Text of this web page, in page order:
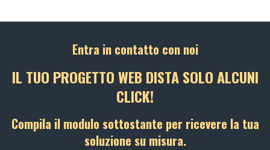
Entra in contatto con noi
IL TUO PROGETTO WEB DISTA SOLO ALCUNI
CLICK!
Compila il modulo sottostante per ricevere la tua
soluzione su misura.